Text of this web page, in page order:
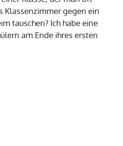
Klassenzimmer gegen ein
tauschen? Ich habe eine
am Ende ihres ersten